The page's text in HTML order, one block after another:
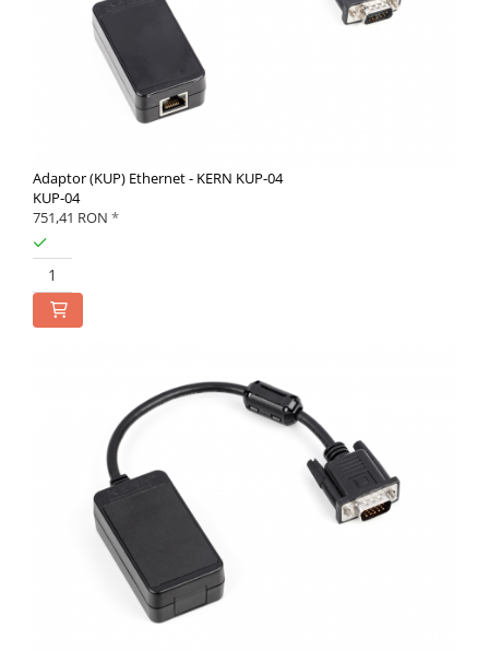
Adaptor (KUP) Ethernet - KERN KUP-04
KUP-04
751,41 RON *